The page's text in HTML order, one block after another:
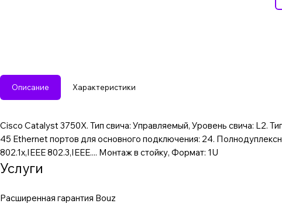
Описание Характеристики
Cisco Catalyst 3750X. Тип свича: Управляемый, Уровень свича: L2.
45 Ethernet портов для основного подключения: 24.
802.1x,IEEE 802.3,IEEE.... Монтаж в стойку, Формат: 1U
Услуги
Расширенная гарантия Bouz